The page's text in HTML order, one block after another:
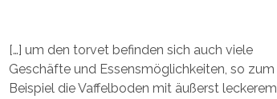
[…] um den torvet befinden sich auch viele
Geschäfte und Essensmöglichkeiten, so zum
Beispiel die Vaffelboden mit äußerst leckerem